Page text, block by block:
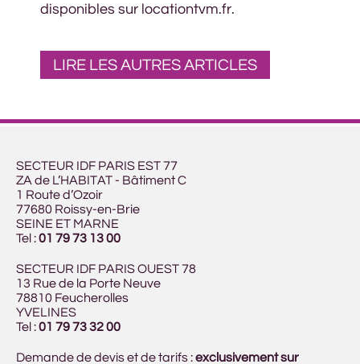
disponibles sur locationtvm.fr.
LIRE LES AUTRES ARTICLES
SECTEUR IDF PARIS EST 77
ZA de L’HABITAT - Bâtiment C
1 Route d’Ozoir
77680 Roissy-en-Brie
SEINE ET MARNE
Tel :01 79 73 13 00
SECTEUR IDF PARIS OUEST 78
13 Rue de la Porte Neuve
78810 Feucherolles
YVELINES
Tel :01 79 73 32 00
Demande de devis et de tarifs :exclusivement sur